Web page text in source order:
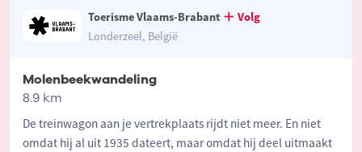
Toerisme Vlaams-Brabant
Volg
Londerzeel, België
Molenbeekwandeling
8.9 km
De treinwagon aan je vertrekplaats rijdt niet meer. En niet
omdat hij al uit 1935 dateert, maar omdat hij deel uitmaakt